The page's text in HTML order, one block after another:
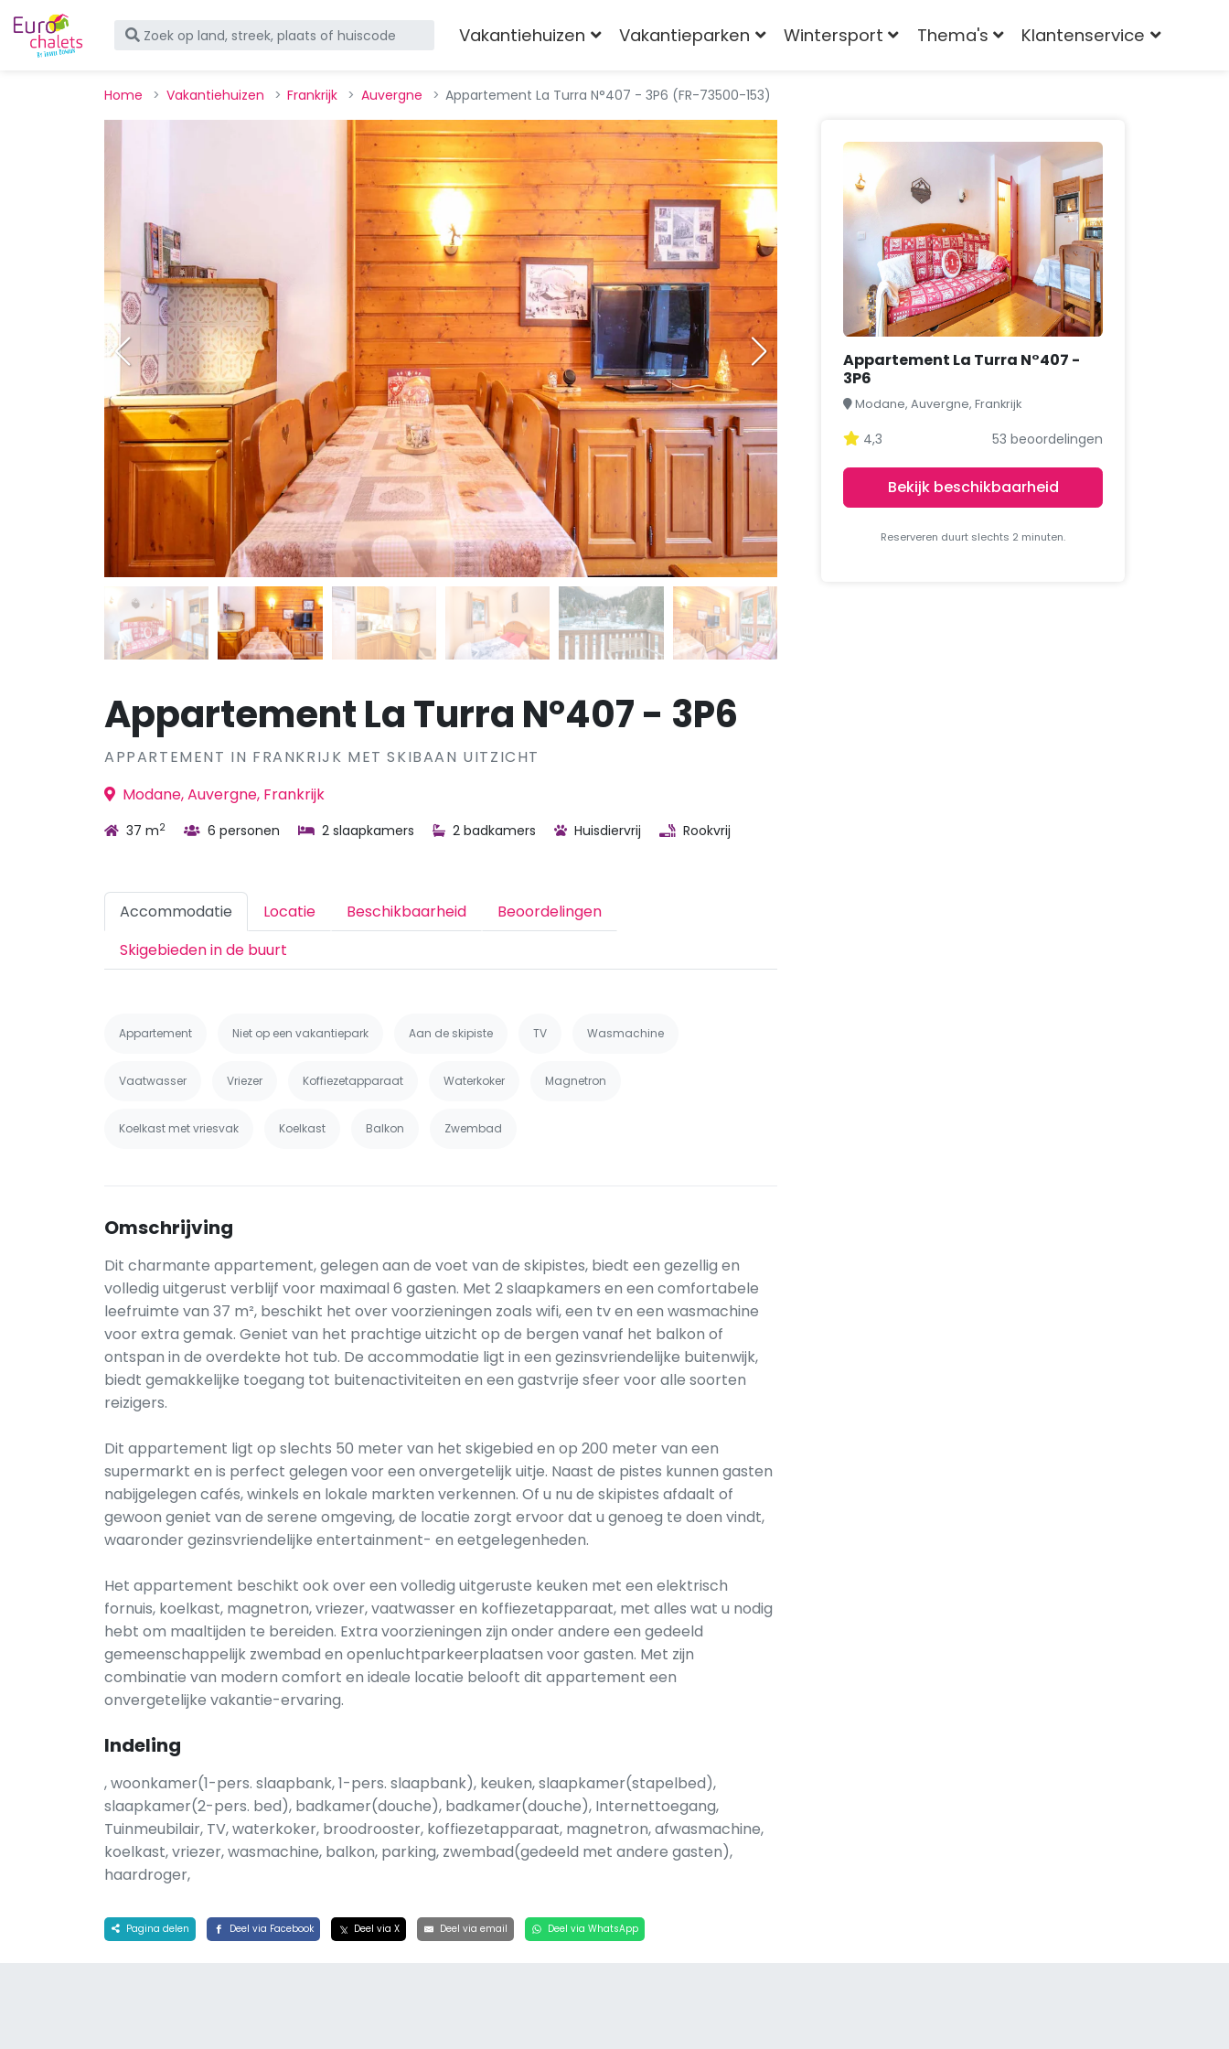
Vakantiehuizen Vakantieparken Wintersport Thema's Klantenservice
Home Vakantiehuizen Frankrijk Auvergne Appartement La Turra N°407 - 3P6 (FR-73500-153)
Appartement La Turra N°407 - 3P6
APPARTEMENT IN FRANKRIJK MET SKIBAAN UITZICHT
Modane, Auvergne, Frankrijk
37 m2 6 personen 2 slaapkamers 2 badkamers Huisdiervrij Rookvrij
Accommodatie Locatie Beschikbaarheid
Beoordelingen
Skigebieden in de buurt
Appartement Niet op een vakantiepark Aan de skipiste TV Wasmachine
Vaatwasser Vriezer Koffiezetapparaat Waterkoker Magnetron
Koelkast met vriesvak Koelkast Balkon Zwembad
Omschrijving
Dit charmante appartement, gelegen aan de voet van de skipistes, biedt een gezellig en
volledig uitgerust verblijf voor maximaal 6 gasten. Met 2 slaapkamers en een comfortabele
leefruimte van 37 m², beschikt het over voorzieningen zoals wifi, een tv en een wasmachine
voor extra gemak. Geniet van het prachtige uitzicht op de bergen vanaf het balkon of
ontspan in de overdekte hot tub. De accommodatie ligt in een gezinsvriendelijke buitenwijk,
biedt gemakkelijke toegang tot buitenactiviteiten en een gastvrije sfeer voor alle soorten
reizigers.
Dit appartement ligt op slechts 50 meter van het skigebied en op 200 meter van een
supermarkt en is perfect gelegen voor een onvergetelijk uitje. Naast de pistes kunnen gasten
nabijgelegen cafés, winkels en lokale markten verkennen. Of u nu de skipistes afdaalt of
gewoon geniet van de serene omgeving, de locatie zorgt ervoor dat u genoeg te doen vindt,
waaronder gezinsvriendelijke entertainment- en eetgelegenheden.
Het appartement beschikt ook over een volledig uitgeruste keuken met een elektrisch
fornuis, koelkast, magnetron, vriezer, vaatwasser en koffiezetapparaat, met alles wat u nodig
hebt om maaltijden te bereiden. Extra voorzieningen zijn onder andere een gedeeld
gemeenschappelijk zwembad en openluchtparkeerplaatsen voor gasten. Met zijn
combinatie van modern comfort en ideale locatie belooft dit appartement een
onvergetelijke vakantie-ervaring.
Indeling
, woonkamer(1-pers. slaapbank, 1-pers. slaapbank), keuken, slaapkamer(stapelbed),
slaapkamer(2-pers. bed), badkamer(douche), badkamer(douche), Internettoegang,
Tuinmeubilair, TV, waterkoker, broodrooster, koffiezetapparaat, magnetron, afwasmachine,
koelkast, vriezer, wasmachine, balkon, parking, zwembad(gedeeld met andere gasten),
haardroger,
Pagina delen Deel via Facebook Deel via X Deel via email Deel via WhatsApp
Appartement La Turra N°407 -
3P6
Modane, Auvergne, Frankrijk
4,3 53 beoordelingen
Bekijk beschikbaarheid
Reserveren duurt slechts 2 minuten.